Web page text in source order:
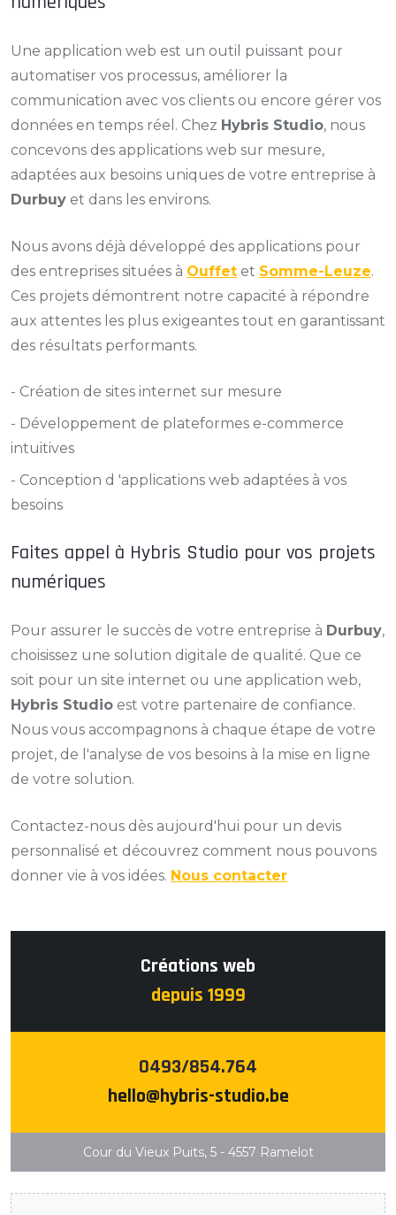
Une application web est un outil puissant pour
automatiser vos processus, améliorer la
communication avec vos clients ou encore gérer vos
données en temps réel. Chez Hybris Studio, nous
concevons des applications web sur mesure,
adaptées aux besoins uniques de votre entreprise à
Durbuy et dans les environs.
Nous avons déjà développé des applications pour
des entreprises situées à Ouffet et Somme-Leuze.
Ces projets démontrent notre capacité à répondre
aux attentes les plus exigeantes tout en garantissant
des résultats performants.
- Création de sites internet sur mesure
- Développement de plateformes e-commerce
intuitives
- Conception d 'applications web adaptées à vos
besoins
Faites appel à Hybris Studio pour vos projets
numériques
Pour assurer le succès de votre entreprise à Durbuy,
choisissez une solution digitale de qualité. Que ce
soit pour un site internet ou une application web,
Hybris Studio est votre partenaire de confiance.
Nous vous accompagnons à chaque étape de votre
projet, de l'analyse de vos besoins à la mise en ligne
de votre solution.
Contactez-nous dès aujourd'hui pour un devis
personnalisé et découvrez comment nous pouvons
donner vie à vos idées. Nous contacter
Créations web
depuis 1999
0493/854.764
hello@hybris-studio.be
Cour du Vieux Puits, 5 - 4557 Ramelot